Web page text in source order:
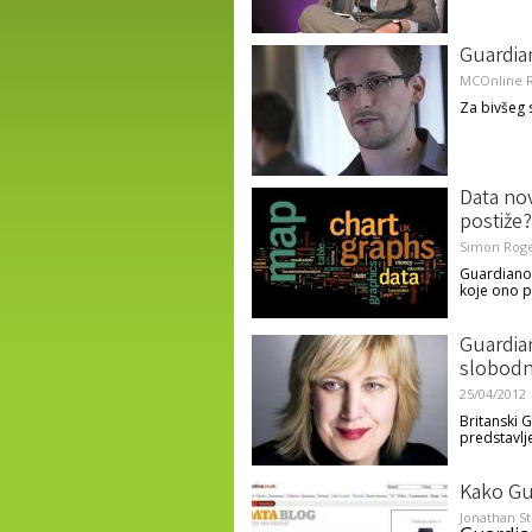
MCOnline
Za bivšeg
Data
postiže?
Simon
koje ono
25/04/2012
Britanski
Kako
Jonathan